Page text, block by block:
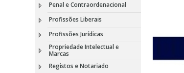
Penal e Contraordenacional
Profissões Liberais
Profissões Jurídicas
Propriedade Intelectual e
Marcas
Registos e Notariado